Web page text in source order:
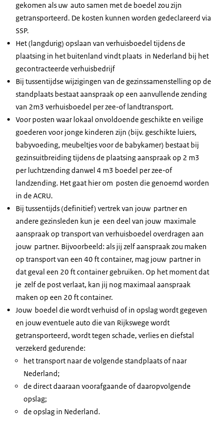
gekomen als uw auto samen met de boedel zou zijn
getransporteerd. De kosten kunnen worden gedeclareerd via
SSP.
Het (langdurig) opslaan van verhuisboedel tijdens de
plaatsing in het buitenland vindt plaats in Nederland bij het
gecontracteerde verhuisbedrijf
Bij tussentijdse wijzigingen van de gezinssamenstelling op de
standplaats bestaat aanspraak op een aanvullende zending
van 2m3 verhuisboedel per zee-of landtransport.
Voor posten waar lokaal onvoldoende geschikte en veilige
goederen voor jonge kinderen zijn (bijv. geschikte luiers,
babyvoeding, meubeltjes voor de babykamer) bestaat bij
gezinsuitbreiding tijdens de plaatsing aanspraak op 2 m3
per luchtzending danwel 4 m3 boedel per zee-of
landzending. Het gaat hier om posten die genoemd worden
in de ACRU.
Bij tussentijds (definitief) vertrek van jouw partner en
andere gezinsleden kun je een deel van jouw maximale
aanspraak op transport van verhuisboedel overdragen aan
jouw partner. Bijvoorbeeld: als jij zelf aanspraak zou maken
op transport van een 40 ft container, mag jouw partner in
dat geval een 20 ft container gebruiken. Op het moment dat
je zelf de post verlaat, kan jij nog maximaal aanspraak
maken op een 20 ft container.
Jouw boedel die wordt verhuisd of in opslag wordt gegeven
en jouw eventuele auto die van Rijkswege wordt
getransporteerd, wordt tegen schade, verlies en diefstal
verzekerd gedurende:
het transport naar de volgende standplaats of naar
Nederland;
de direct daaraan voorafgaande of daaropvolgende
opslag;
de opslag in Nederland.